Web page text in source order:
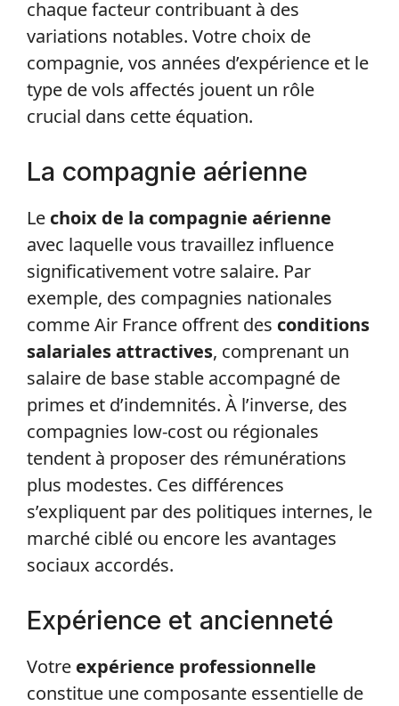
chaque facteur contribuant à des
variations notables. Votre choix de
compagnie, vos années d’expérience et le
type de vols affectés jouent un rôle
crucial dans cette équation.
La compagnie aérienne
Le choix de la compagnie aérienne
avec laquelle vous travaillez influence
significativement votre salaire. Par
exemple, des compagnies nationales
comme Air France offrent des conditions
salariales attractives, comprenant un
salaire de base stable accompagné de
primes et d’indemnités. À l’inverse, des
compagnies low-cost ou régionales
tendent à proposer des rémunérations
plus modestes. Ces différences
s’expliquent par des politiques internes, le
marché ciblé ou encore les avantages
sociaux accordés.
Expérience et ancienneté
Votre expérience professionnelle
constitue une composante essentielle de